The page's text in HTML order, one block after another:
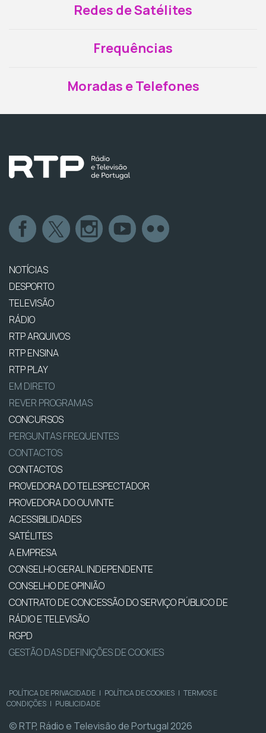
Redes de Satélites
Frequências
Moradas e Telefones
NOTÍCIAS
DESPORTO
TELEVISÃO
RÁDIO
RTP ARQUIVOS
RTP ENSINA
RTP PLAY
EM DIRETO
REVER PROGRAMAS
CONCURSOS
PERGUNTAS FREQUENTES
CONTACTOS
CONTACTOS
PROVEDORA DO TELESPECTADOR
PROVEDORA DO OUVINTE
ACESSIBILIDADES
SATÉLITES
A EMPRESA
CONSELHO GERAL INDEPENDENTE
CONSELHO DE OPINIÃO
CONTRATO DE CONCESSÃO DO SERVIÇO PÚBLICO DE
RÁDIO E TELEVISÃO
RGPD
GESTÃO DAS DEFINIÇÕES DE COOKIES
POLÍTICA DE PRIVACIDADE | POLÍTICA DE COOKIES | TERMOS E
CONDIÇÕES | PUBLICIDADE
© RTP, Rádio e Televisão de Portugal 2026